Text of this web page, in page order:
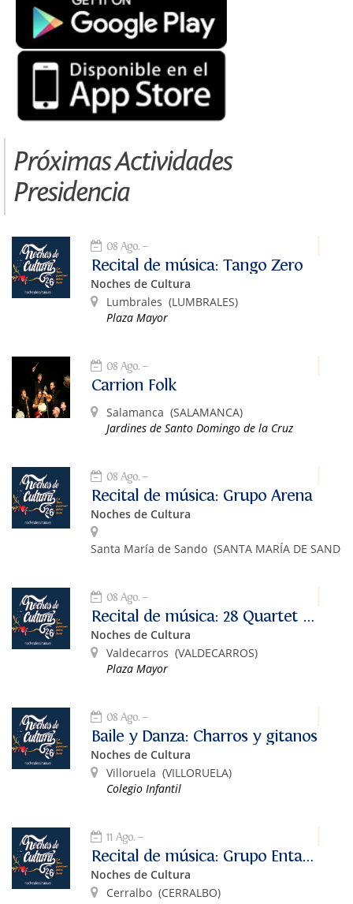
Próximas Actividades
Presidencia
08 Ago.
Recital de música: Tango Zero
Noches de Cultura
Lumbrales (LUMBRALES)
Plaza Mayor
08 Ago.
Carrion Folk
Salamanca (SALAMANCA)
Jardines de Santo Domingo de la Cruz
08 Ago.
Recital de música: Grupo Arena
Noches de Cultura
Santa María de Sando (SANTA MARÍA DE SANDO)
08 Ago.
Recital de música: 28 Quartet Band
Noches de Cultura
Valdecarros (VALDECARROS)
Plaza Mayor
08 Ago.
Baile y Danza: Charros y gitanos
Noches de Cultura
Villoruela (VILLORUELA)
Colegio Infantil
11 Ago.
Recital de música: Grupo Entavía
Noches de Cultura
Cerralbo (CERRALBO)